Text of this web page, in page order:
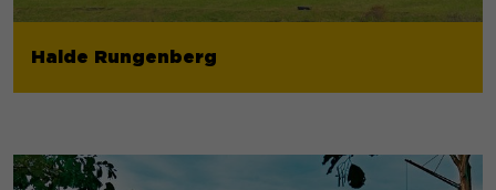
Halde Rungenberg